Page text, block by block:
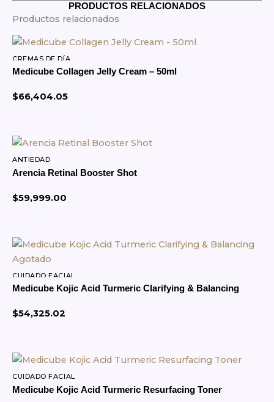
PRODUCTOS RELACIONADOS
Productos relacionados
CREMAS DE DÍA
Medicube Collagen Jelly Cream – 50ml
$66,404.05
ANTIEDAD
Arencia Retinal Booster Shot
$59,999.00
Agotado
CUIDADO FACIAL
Medicube Kojic Acid Turmeric Clarifying & Balancing
$54,325.02
CUIDADO FACIAL
Medicube Kojic Acid Turmeric Resurfacing Toner